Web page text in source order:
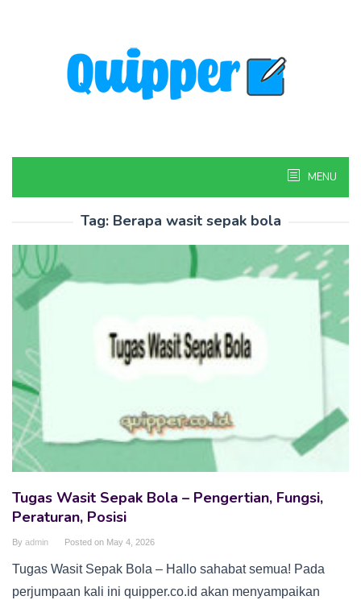
MENU
Tag: Berapa wasit sepak bola
Tugas Wasit Sepak Bola – Pengertian, Fungsi,
Peraturan, Posisi
By admin Posted on May 4, 2026
Tugas Wasit Sepak Bola – Hallo sahabat semua! Pada
perjumpaan kali ini quipper.co.id akan menyampaikan